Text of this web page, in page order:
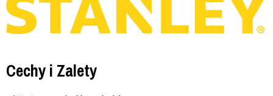
Cechy i Zalety